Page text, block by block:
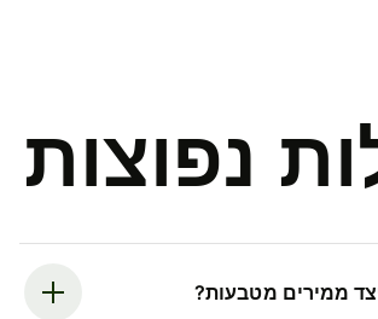
נפוצות
ממירים מטבעות?